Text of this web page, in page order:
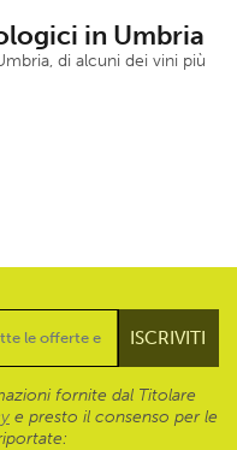
in Umbria
di alcuni dei vini più
fornite dal Titolare
e presto il consenso per le